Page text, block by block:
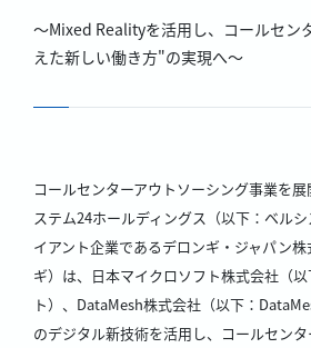
～Mixed Realityを活用し、コールセン
えた新しい働き方"の実現へ～
コールセンターアウトソーシング事業を
ステム24ホールディングス（以下：ベル
イアント企業であるデロンギ・ジャパン
ギ）は、日本マイクロソフト株式会社（
ト）、DataMesh株式会社（以下：
のデジタル新技術を活用し、コールセン